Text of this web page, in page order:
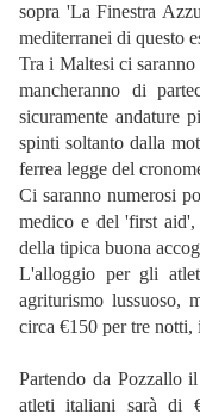
sopra 'La Finestra
mediterranei di questo
Tra i Maltesi ci
mancheranno di
sicuramente andature
spinti soltanto dalla
ferrea legge del
Ci saranno numerosi
medico e del 'first
della tipica buona
L'alloggio per gli
agriturismo lussuoso,
circa €150 per tre notti,
Partendo da Pozzallo
atleti italiani sarà di